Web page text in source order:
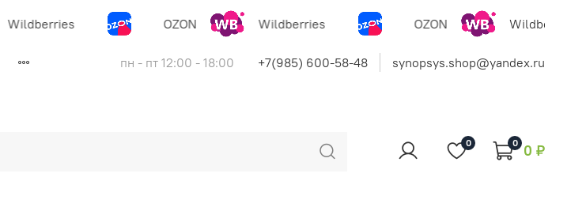
Wildberries OZON Wildberries OZON Wildberries
пн - пт 12:00 - 18:00 +7(985) 600-58-48 synopsys.shop@yandex.ru
0 0 0 ₽